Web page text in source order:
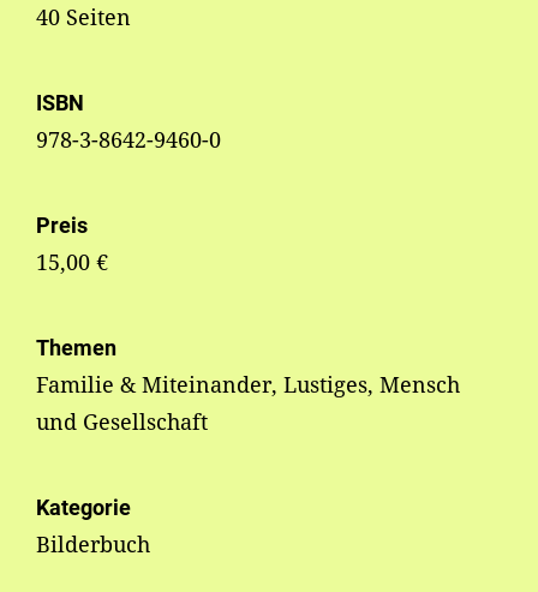
40 Seiten
ISBN
978-3-8642-9460-0
Preis
15,00 €
Themen
Familie & Miteinander, Lustiges, Mensch
und Gesellschaft
Kategorie
Bilderbuch